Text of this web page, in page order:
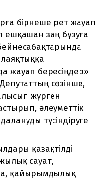
бірнеше рет жауап
ешқашан заң бұзуға
жауап бересіңдер»
сөзінше,
жүрген
әлеуметтік
түсіндіруге
қазақтілді
сауат,
қайырымдылық